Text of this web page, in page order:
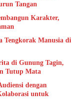
Tangan
Karakter,
Tengkorak Manusia di
di Gunung Tagin,
Tutup Mata
dengan
untuk